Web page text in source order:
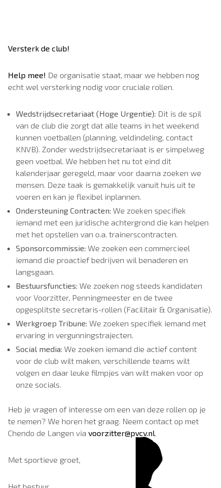
Versterk de club!
Help mee! De organisatie staat, maar we hebben nog
echt wel versterking nodig voor cruciale rollen.
Wedstrijdsecretariaat (Hoge Urgentie): Dit is de spil
van de club die zorgt dat alle teams in het weekend
kunnen voetballen (planning, veldindeling, contact
KNVB). Zonder wedstrijdsecretariaat is er simpelweg
geen voetbal. We hebben het nu tot eind dit
kalenderjaar geregeld, maar voor daarna zoeken we
mensen. Deze taak is gemakkelijk vanuit huis uit te
voeren en kan je flexibel inplannen.
Ondersteuning Contracten: We zoeken specifiek
iemand met een juridische achtergrond die kan helpen
met het opstellen van o.a. trainerscontracten.
Sponsorcommissie: We zoeken een commercieel
iemand die proactief bedrijven wil benaderen en
langsgaan.
Bestuursfuncties: We zoeken nog steeds kandidaten
voor Voorzitter, Penningmeester en de twee
opgesplitste secretaris-rollen (Facilitair & Organisatie).
Werkgroep Tribune: We zoeken specifiek iemand met
ervaring in vergunningstrajecten.
Social media: We zoeken iemand die actief content
voor de club wilt maken, verschillende teams wilt
volgen en daar leuke filmpjes van wilt maken voor op
onze socials.
Heb je vragen of interesse om een van deze rollen op je
te nemen? We horen het graag. Neem contact op met
Chendo de Langen via voorzitter@pvcv.nl.
Met sportieve groet,